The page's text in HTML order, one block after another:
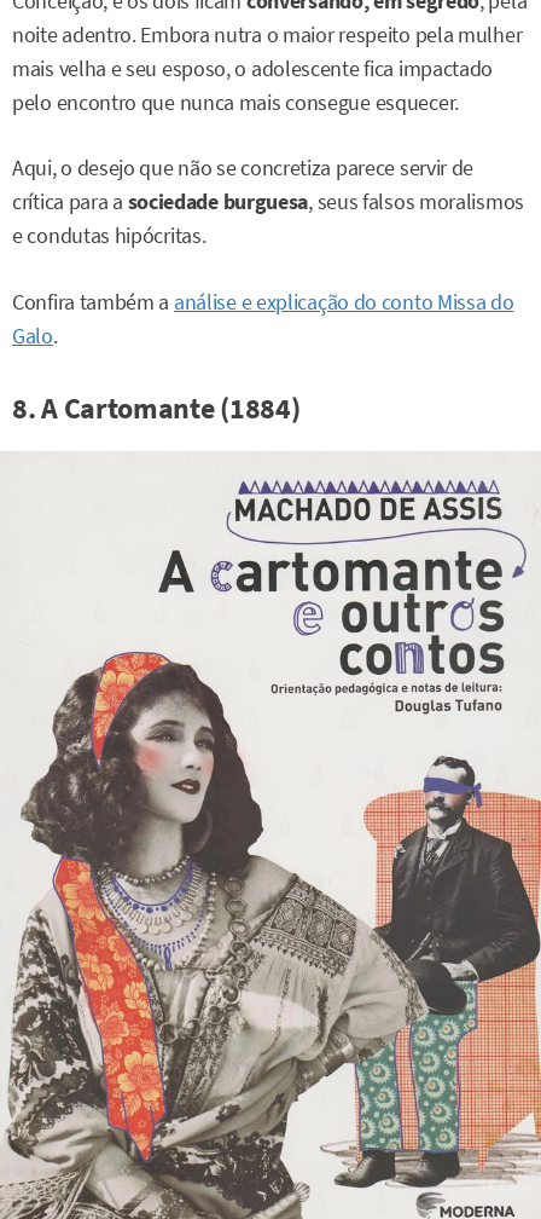
noite adentro. Embora nutra o maior respeito pela mulher
mais velha e seu esposo, o adolescente fica impactado
pelo encontro que nunca mais consegue esquecer.
Aqui, o desejo que não se concretiza parece servir de
crítica para a sociedade burguesa, seus falsos moralismos
e condutas hipócritas.
Confira também a análise e explicação do conto Missa do
Galo.
8. A Cartomante (1884)